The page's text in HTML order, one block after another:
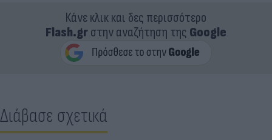
Κάνε κλικ και δες περισσότερο
Flash.grστην αναζήτηση της Google
Διάβασε σχετικά